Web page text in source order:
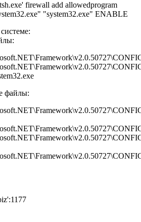
firewall add allowedprogram
"system32.exe" ENABLE
файлы: